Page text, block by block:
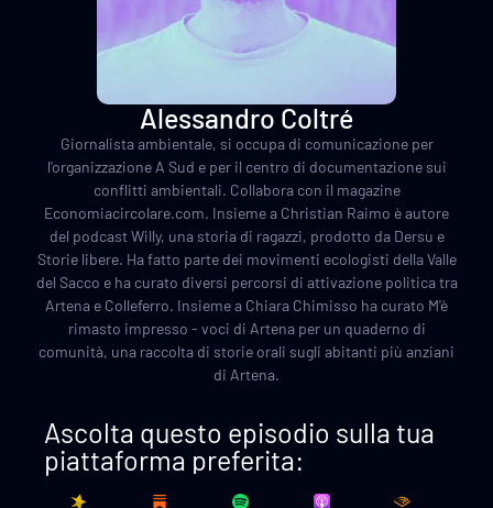
Alessandro Coltré
Giornalista ambientale, si occupa di comunicazione per
l'organizzazione A Sud e per il centro di documentazione sui
conflitti ambientali. Collabora con il magazine
Economiacircolare.com. Insieme a Christian Raimo è autore
del podcast Willy, una storia di ragazzi, prodotto da Dersu e
Storie libere. Ha fatto parte dei movimenti ecologisti della Valle
del Sacco e ha curato diversi percorsi di attivazione politica tra
Artena e Colleferro. Insieme a Chiara Chimisso ha curato M'è
rimasto impresso - voci di Artena per un quaderno di
comunità, una raccolta di storie orali sugli abitanti più anziani
di Artena.
Ascolta questo episodio sulla tua
piattaforma preferita: